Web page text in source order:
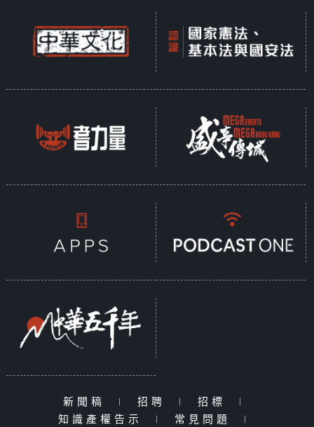
新聞稿 | 招聘 | 招標
|
知識產權告示
| 常見問題 |